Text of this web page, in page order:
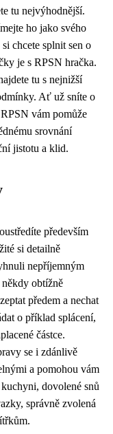
tu nejvýhodnější.
ho jako svého
chcete splnit sen o
je s RPSN hračka.
tu s nejnižší
Ať už sníte o
vám pomůže
srovnání
jistotu a klid.
především
si detailně
nepříjemným
obtížně
předem a nechat
o příklad splácení,
částce.
se i zdánlivě
a pomohou vám
dovolené snů
správně zvolená